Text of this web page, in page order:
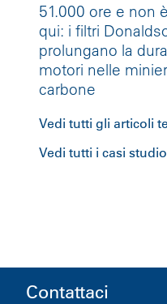
51.000 ore e non
qui: i filtri
prolungano la
motori nelle
carbone
Vedi tutti gli articoli
Vedi tutti i casi studio
Contattaci